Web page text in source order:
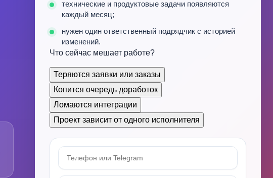
технические и продуктовые задачи появляются
каждый месяц;
нужен один ответственный подрядчик с историей
изменений.
Что сейчас мешает работе?
Теряются заявки или заказы
Копится очередь доработок
Ломаются интеграции
Проект зависит от одного исполнителя